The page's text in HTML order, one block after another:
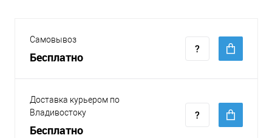
Самовывоз
Бесплатно
Доставка курьером по
Владивостоку
Бесплатно